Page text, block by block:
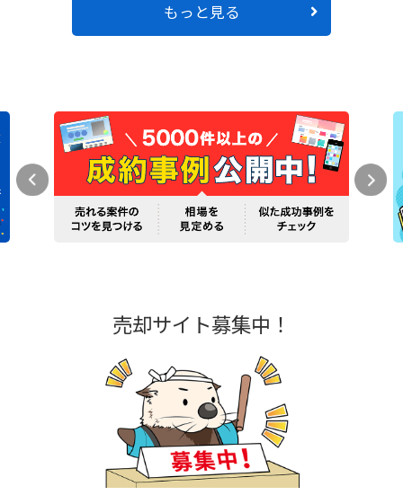
もっと見る
売却サイト募集中！